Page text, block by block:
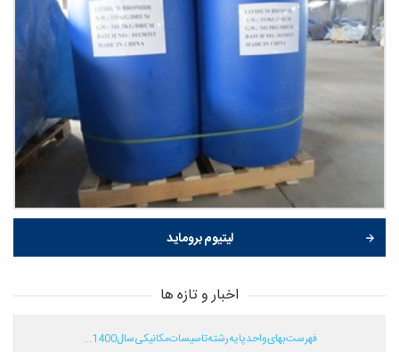
لیتیوم بروماید
اخبار و تازه ها
فهرست بهای واحد پایه رشته تاسیسات مکانیکی سال 1400...